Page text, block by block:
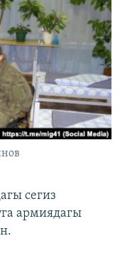
сегиз
армиядагы